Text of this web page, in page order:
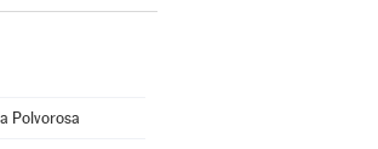
Polvorosa